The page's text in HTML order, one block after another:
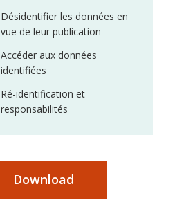
Désidentifier les données en
vue de leur publication
Accéder aux données
identifiées
Ré-identification et
responsabilités
Download